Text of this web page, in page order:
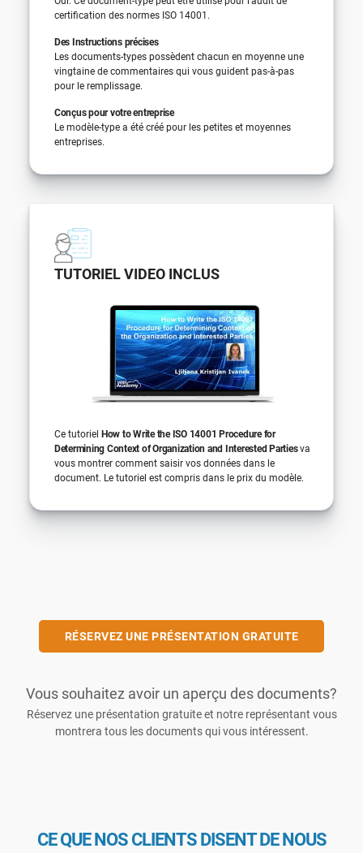
certification des normes ISO 14001.
Des Instructions précises
Les documents-types possèdent chacun en moyenne une
vingtaine de commentaires qui vous guident pas-à-pas
pour le remplissage.
Conçus pour votre entreprise
Le modèle-type a été créé pour les petites et moyennes
entreprises.
TUTORIEL VIDEO INCLUS
Ce tutoriel How to Write the ISO 14001 Procedure for
Determining Context of Organization and Interested Partiesva
vous montrer comment saisir vos données dans le
document. Le tutoriel est compris dans le prix du modèle.
RÉSERVEZ UNE PRÉSENTATION GRATUITE
Vous souhaitez avoir un aperçu des documents?
Réservez une présentation gratuite et notre représentant vous
montrera tous les documents qui vous intéressent.
CE QUE NOS CLIENTS DISENT DE NOUS